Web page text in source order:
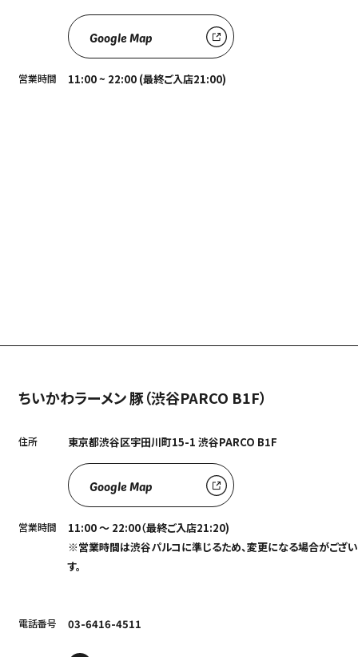
Google Map
営業時間 11:00 ~ 22:00 (最終ご入店21:00)
ちいかわラーメン 豚（渋谷PARCO B1F）
住所 東京都渋⾕区宇⽥川町15-1 渋⾕PARCO B1F
Google Map
営業時間
11:00 ～ 22:00（最終ご入店21:20)
※営業時間は渋谷パルコに準じるため、変更になる場合がござ
す。
電話番号 03-6416-4511